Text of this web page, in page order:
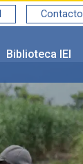
Contacto
Biblioteca IEI